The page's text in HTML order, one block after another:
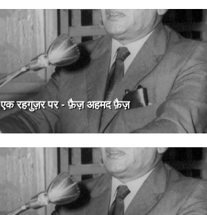
एक रहगुज़र पर - फ़ैज़ अहमद फ़ैज़